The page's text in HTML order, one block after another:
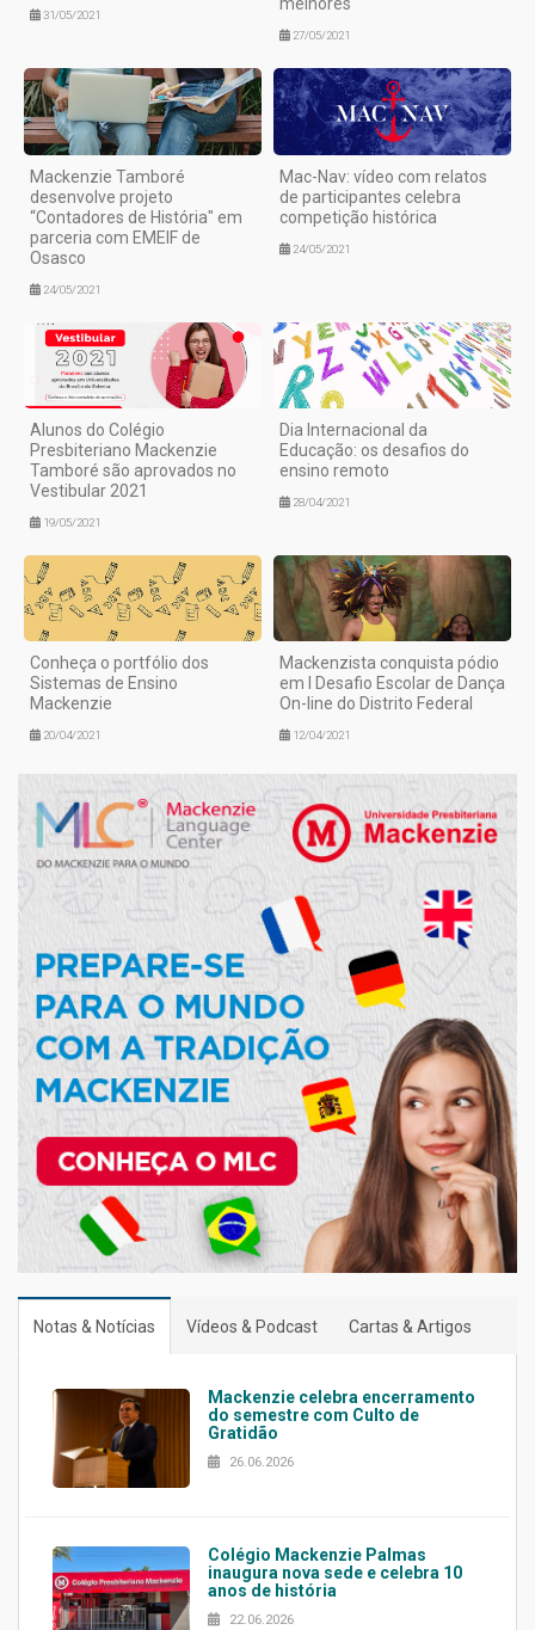
31/05/2021
melhores
27/05/2021
Mackenzie Tamboré
desenvolve projeto
“Contadores de História" em
parceria com EMEIF de
Osasco
24/05/2021
Mac-Nav: vídeo com relatos
de participantes celebra
competição histórica
24/05/2021
Alunos do Colégio
Presbiteriano Mackenzie
Tamboré são aprovados no
Vestibular 2021
19/05/2021
Dia Internacional da
Educação: os desafios do
ensino remoto
28/04/2021
Conheça o portfólio dos
Sistemas de Ensino
Mackenzie
20/04/2021
Mackenzista conquista pódio
em I Desafio Escolar de Dança
On-line do Distrito Federal
12/04/2021
Notas & Notícias Vídeos & Podcast Cartas & Artigos
Mackenzie celebra encerramento
do semestre com Culto de
Gratidão
26.06.2026
Colégio Mackenzie Palmas
inaugura nova sede e celebra 10
anos de história
22.06.2026